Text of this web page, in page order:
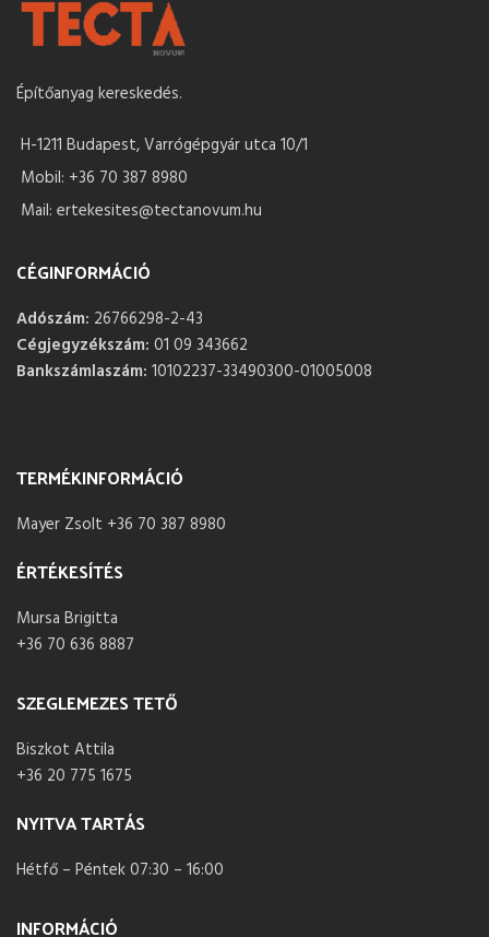
Építőanyag kereskedés.
H-1211 Budapest, Varrógépgyár utca 10/1
Mobil: +36 70 387 8980
Mail: ertekesites@tectanovum.hu
CÉGINFORMÁCIÓ
Adószám: 26766298-2-43
Cégjegyzékszám: 01 09 343662
Bankszámlaszám: 10102237-33490300-01005008
TERMÉKINFORMÁCIÓ
Mayer Zsolt +36 70 387 8980
ÉRTÉKESÍTÉS
Mursa Brigitta
+36 70 636 8887
SZEGLEMEZES TETŐ
Biszkot Attila
+36 20 775 1675
NYITVA TARTÁS
Hétfő – Péntek 07:30 – 16:00
INFORMÁCIÓ